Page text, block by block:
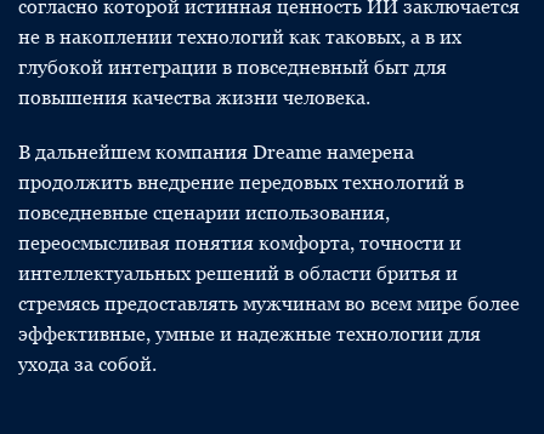
согласно которой истинная ценность ИИ заключается
не в накоплении технологий как таковых, а в их
глубокой интеграции в повседневный быт для
повышения качества жизни человека.
В дальнейшем компания Dreame намерена
продолжить внедрение передовых технологий в
повседневные сценарии использования,
переосмысливая понятия комфорта, точности и
интеллектуальных решений в области бритья и
стремясь предоставлять мужчинам во всем мире более
эффективные, умные и надежные технологии для
ухода за собой.